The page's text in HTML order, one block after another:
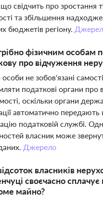
свідчить про зростання
та збільшення
бюджетів регіону.
фізичним особам
про відчуження
особи не зобов'язані
податкові органи про
оскільки органи
автоматично
податковій службі.
власник може
Джерело
власників
своєчасно сплачує
майно?